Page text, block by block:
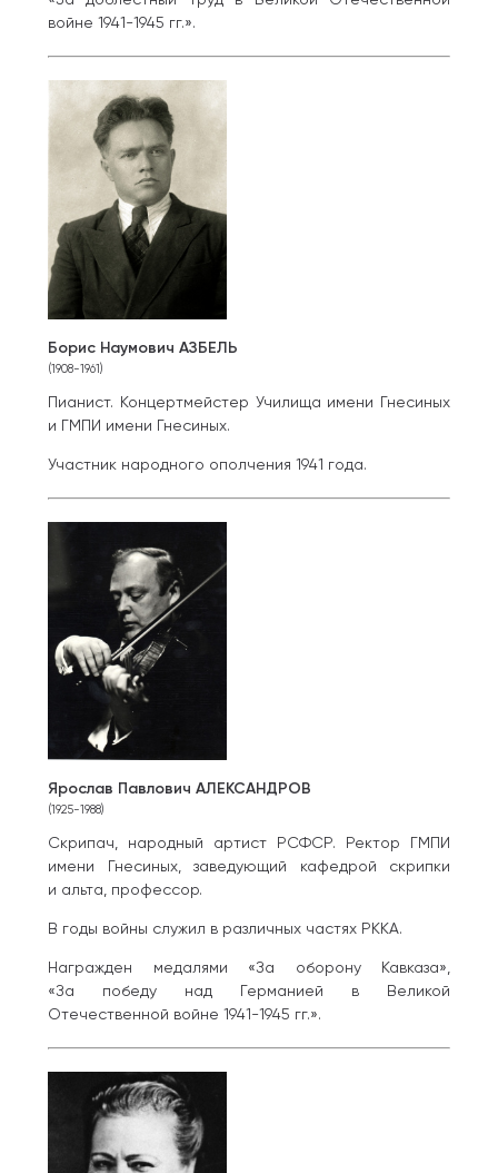
войне 1941-1945 гг.».
Борис Наумович АЗБЕЛЬ
(1908-1961)
Пианист. Концертмейстер Училища имени Гнесиных
и ГМПИ имени Гнесиных.
Участник народного ополчения 1941 года.
Ярослав Павлович АЛЕКСАНДРОВ
(1925-1988)
Скрипач, народный артист РСФСР. Ректор ГМПИ
имени Гнесиных, заведующий кафедрой скрипки
и альта, профессор.
В годы войны служил в различных частях РККА.
Награжден медалями «За оборону Кавказа»,
«За победу над Германией в Великой
Отечественной войне 1941-1945 гг.».